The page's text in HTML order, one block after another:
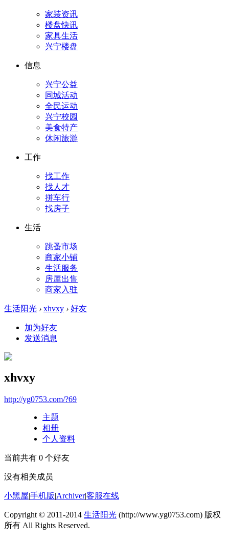
家装资讯
楼盘快讯
家具生活
兴宁楼盘
信息
兴宁公益
同城活动
全民运动
兴宁校园
美食特产
休闲旅游
工作
找工作
找人才
拼车行
找房子
生活
跳蚤市场
商家小铺
生活服务
房屋出售
商家入驻
生活阳光 › xhvxy › 好友
加为好友
发送消息
xhvxy
http://yg0753.com/?69
主题
相册
个人资料
当前共有 0 个好友
没有相关成员
小黑屋|手机版|Archiver|客服在线
Copyright © 2011-2014 生活阳光 (http://www.yg0753.com) 版权
所有 All Rights Reserved.